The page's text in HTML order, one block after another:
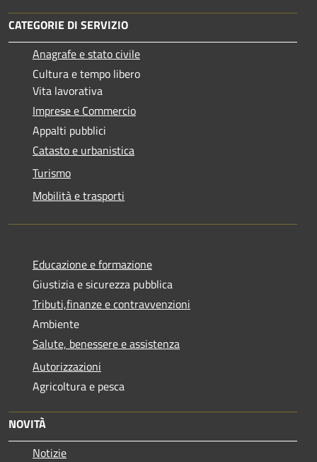
CATEGORIE DI SERVIZIO
Anagrafe e stato civile
Cultura e tempo libero
Vita lavorativa
Imprese e Commercio
Appalti pubblici
Catasto e urbanistica
Turismo
Mobilità e trasporti
Educazione e formazione
Giustizia e sicurezza pubblica
Tributi,finanze e contravvenzioni
Ambiente
Salute, benessere e assistenza
Autorizzazioni
Agricoltura e pesca
NOVITÀ
Notizie